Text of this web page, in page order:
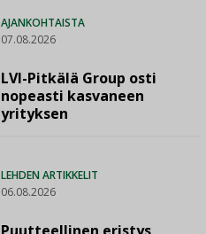
AJANKOHTAISTA
07.08.2026
LVI-Pitkälä Group osti
nopeasti kasvaneen
yrityksen
LEHDEN ARTIKKELIT
06.08.2026